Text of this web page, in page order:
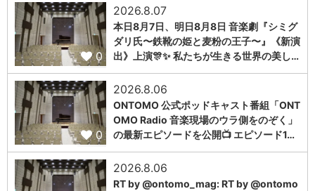
0
2026.8.07
本日8月7日、明日8月8日 音楽劇『シミグ
ダリ氏〜鉄靴の姫と麦粉の王子〜』《新演
出》上演🎊✨ 私たちが生きる世界の美し…
0
2026.8.06
ONTOMO 公式ポッドキャスト番組「ONT
OMO Radio 音楽現場のウラ側をのぞく」
の最新エピソードを公開📺 エピソード1…
2026.8.06
RT by @ontomo_mag: RT by @ontomo